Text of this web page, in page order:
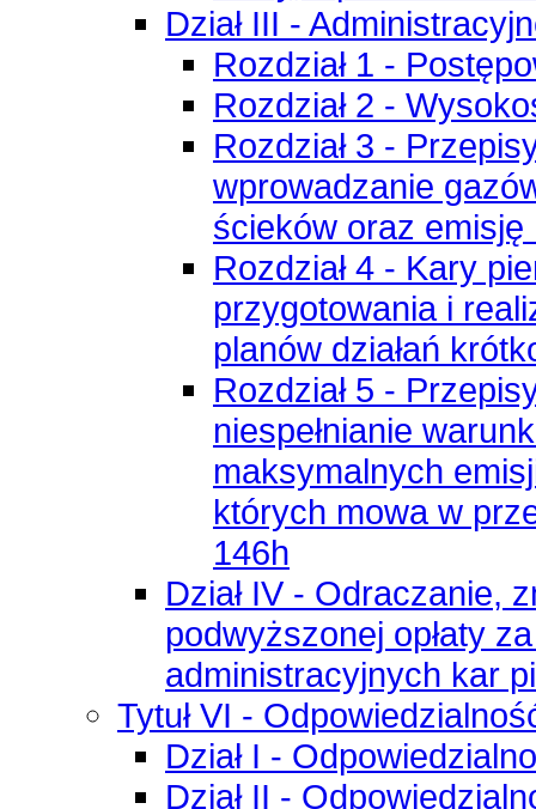
Dział III -
Rozdział 1 -
Rozdział 2 -
Rozdział 3 -
wprowadzanie
ścieków oraz emisję
Rozdział 4 - Kary
przygotowania i
planów działań
Rozdział 5 -
niespełnianie
maksymalnych
których mowa w
146h
Dział IV - Odraczanie,
podwyższonej opłaty
administracyjnych kar
Tytuł VI -
Dział I -
Dział II -